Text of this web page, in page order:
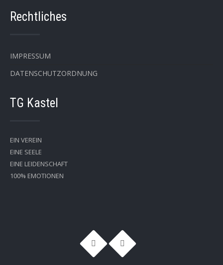
Rechtliches
IMPRESSUM
DATENSCHUTZORDNUNG
TG Kastel
EIN VEREIN
EINE SEELE
EINE LEIDENSCHAFT
100% EMOTIONEN